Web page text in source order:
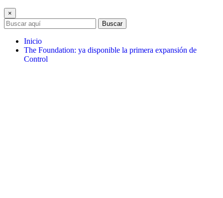
×
Buscar
Inicio
The Foundation: ya disponible la primera expansión de
Control